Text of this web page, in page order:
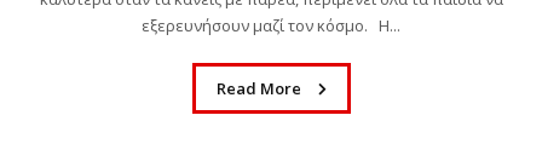
εξερευνήσουν μαζί τον κόσμο. Η...
Read More